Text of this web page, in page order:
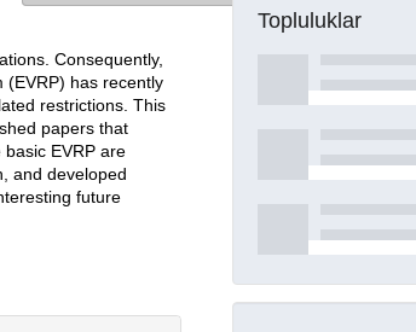
Consequently,
has recently
restrictions. This
papers that
EVRP are
and developed
future
Topluluklar